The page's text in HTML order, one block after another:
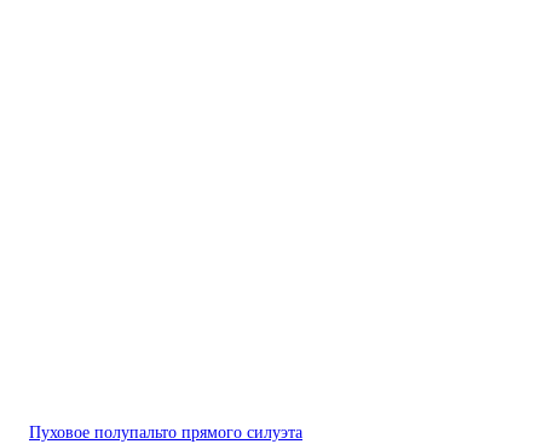
Пуховое полупальто прямого силуэта